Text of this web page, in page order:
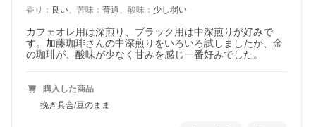
香り ： 良い、 苦味 ： 普通、 酸味 ： 少し弱い
カフェオレ用は深煎り、ブラック用は中深煎りが好みで
す。加藤珈琲さんの中深煎りをいろいろ試しましたが、金
の珈琲が、酸味が少なく甘みを感じ一番好みでした。
購入した商品
挽き具合/豆のまま